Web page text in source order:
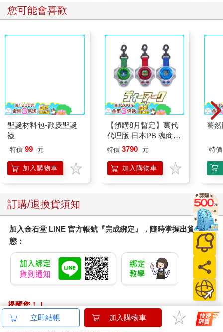
過了一陣子，她發現自己沒有再繼續縮小，於是立刻決定朝那座
自己把那金色小鑰匙忘在桌上了。她又跑回桌子那裡，結果發現
根本搆不著。她透過玻璃清清楚楚地看見鑰匙放在那裡，也用盡
全力想要爬上桌腳，但桌腳實在太滑了，她爬到筋疲力盡。最
後，這個可憐的小東西只好坐在地上，難過地哭了出來。
「好了，這樣哭下去也沒什麼用！」愛麗絲對自己嚴厲地說道。
「我勸妳現在就給我停下來喔！」她平常很愛給自己出主意（雖
然她大多時候都不照著做），有時甚至會把自己罵得眼眶都紅
了。她還記得有一次，因為自己在跟自己玩槌球時耍了小聰明，
結果氣得想打自己一巴掌，因為她這個古靈精怪的小孩，很愛假
裝自己是兩個人。「不過現在假裝成兩個人也沒什麼意義了，」
可憐的愛麗絲心想，「我現在剩下這麼一丁點，都快不夠湊成一
沒多久，她就注意到桌子底下放著一個小玻璃盒。她打開來一
看，裡面有一塊超迷你的蛋糕，上面還用葡萄乾整整齊齊地排著
它讓我變大，我就能拿到鑰匙；要是讓我變小，我就可以從那扇
門的門縫鑽過去；不管是哪一種，反正我都能進去花園，所以結
她吃了一小口，焦急地自言自語：「是變大？還是變小啊？」她
一邊把手放在頭頂上，想感覺看看自己的身體朝哪個方向變化，
結果發現自己還是原來那個大小，這讓她很意外──說真的，平常
人在吃蛋糕的時候，本來就不會有什麼變化，但愛麗絲已經習慣
什麼稀奇古怪的事都會發生，所以當一切突然恢復正常時，反而
於是她繼續吃，很快就把整塊蛋糕吃完了。
您可能也需要
米諾諾防勒耳口罩繩減
壓帶－2入X6組
7 折 特價 348
加入購物車
對常來我家的辣妹為所
欲為 (5) 特裝版
特價 660 元
預購限定
959)
699
您可能會喜歡
聖誕材料包-歡慶聖誕
襪
【預購8月暫定】萬代
代理版 日本PB 魂商店
驀